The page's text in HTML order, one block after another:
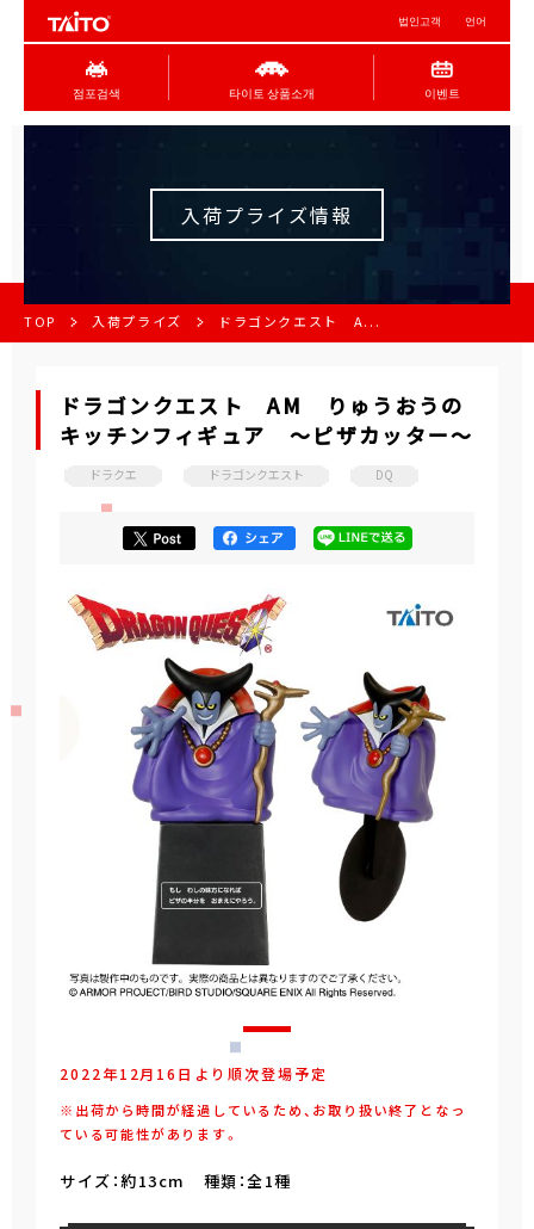
법인고객 언어
점포검색 타이토 상품소개 이벤트
入荷プライズ情報
TOP 入荷プライズ ドラゴンクエスト A...
ドラゴンクエスト AM りゅうおうの
キッチンフィギュア ～ピザカッター～
ドラクエ ドラゴンクエスト DQ
2022年12月16日より順次登場予定
※出荷から時間が経過しているため、お取り扱い終了となっ
ている可能性があります。
サイズ：約13cm 種類：全1種